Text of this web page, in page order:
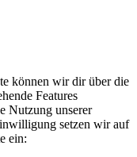
können wir dir über die
Features
Nutzung unserer
setzen wir auf
ein: